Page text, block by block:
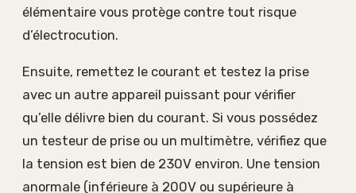
élémentaire vous protège contre tout risque
d’électrocution.
Ensuite, remettez le courant et testez la prise
avec un autre appareil puissant pour vérifier
qu’elle délivre bien du courant. Si vous possédez
un testeur de prise ou un multimètre, vérifiez que
la tension est bien de 230V environ. Une tension
anormale (inférieure à 200V ou supérieure à